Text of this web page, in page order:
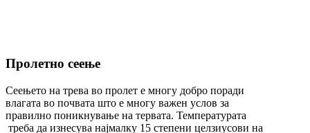
Пролетно сеење
Сеењето на трева во пролет е многу добро поради
влагата во почвата што е многу важен услов за
правилно поникнување на тервата. Температурата
треба да изнесува најмалку 15 степени целзиусови на